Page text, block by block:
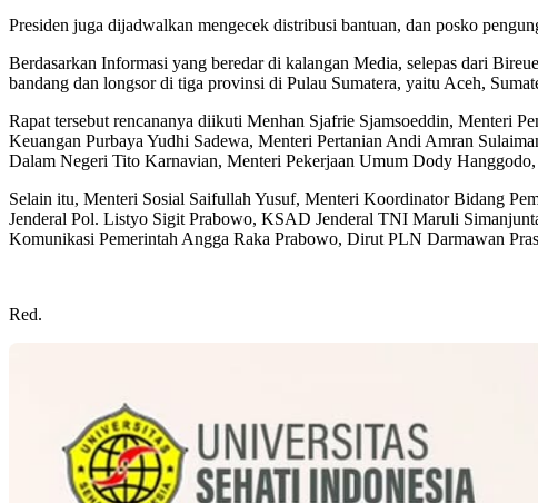
Presiden juga dijadwalkan mengecek distribusi bantuan, dan posko
Berdasarkan Informasi yang beredar di kalangan Media, selepas dari
bandang dan longsor di tiga provinsi di Pulau Sumatera, yaitu Aceh,
Rapat tersebut rencananya diikuti Menhan Sjafrie Sjamsoeddin, Menteri
Keuangan Purbaya Yudhi Sadewa, Menteri Pertanian Andi Amran
Dalam Negeri Tito Karnavian, Menteri Pekerjaan Umum Dody
Selain itu, Menteri Sosial Saifullah Yusuf, Menteri Koordinator Bidang
Jenderal Pol. Listyo Sigit Prabowo, KSAD Jenderal TNI Maruli
Komunikasi Pemerintah Angga Raka Prabowo, Dirut PLN Darmawan
Red.